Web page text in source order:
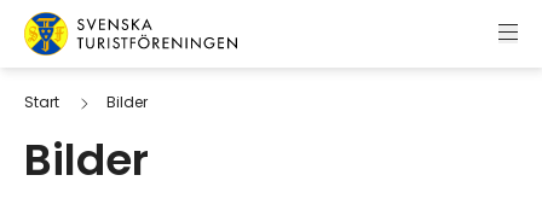
Hoppa till innehåll
Svenska Turistföreningen
Start Bilder
Bilder